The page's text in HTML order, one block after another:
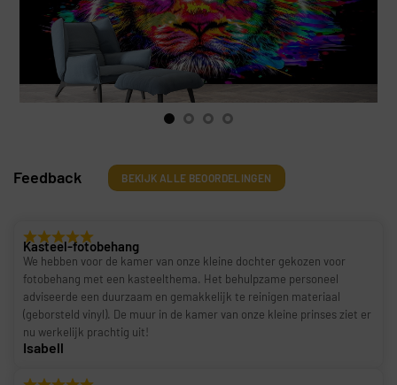
Feedback BEKIJK ALLE BEOORDELINGEN
Kasteel-fotobehang
We hebben voor de kamer van onze kleine dochter gekozen voor
fotobehang met een kasteelthema. Het behulpzame personeel
adviseerde een duurzaam en gemakkelijk te reinigen materiaal
(geborsteld vinyl). De muur in de kamer van onze kleine prinses ziet er
nu werkelijk prachtig uit!
Isabell